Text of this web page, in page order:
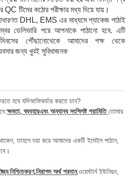
QC টিমের কঠোর পরীক্ষার মধ্য দিয়ে যায়।
DHL, EMS এর মাধ্যমে প্যাকেজ পাঠাই
ডেলিভারি পরে আপনাকে পাঠানো হবে. এটি
পৌঁছানোথেকে আমাদের পক্ষ থেকে
জন্য খুবই সুবিধাজনক
হবে যদিআমিঅর্ডার করতে চান?
ক্ষমতা, ব্যবহারএবং অন্যান্য সংশ্লিষ্ট পরামিতি তোমার
তাহলে দয়া করে আমাদের একটি ইমেইল পাঠান,
নিশ্চিতকরণ,নিরাপদ অর্থ প্রদান,ওয়েস্টার্ন ইউনিয়ন,